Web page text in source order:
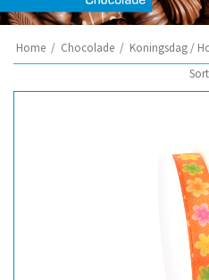
Home / Chocolade / Koningsdag /